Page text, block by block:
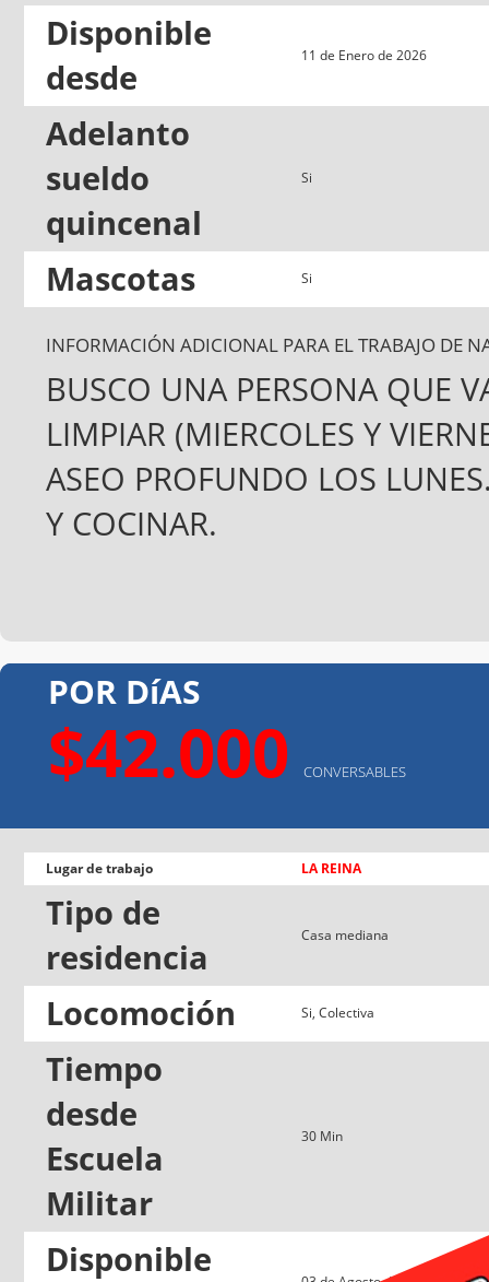
Disponible
desde
11 de Enero de 2026
Adelanto
sueldo
quincenal
Si
Mascotas Si
INFORMACIÓN ADICIONAL PARA EL TRABAJO DE
BUSCO UNA PERSONA QUE
LIMPIAR (MIERCOLES Y
ASEO PROFUNDO LOS
Y COCINAR.
POR DíAS
$42.000 CONVERSABLES
Lugar de trabajo LA REINA
Tipo de
residencia
Casa mediana
Locomoción Si, Colectiva
Tiempo
desde
Escuela
Militar
30 Min
Disponible